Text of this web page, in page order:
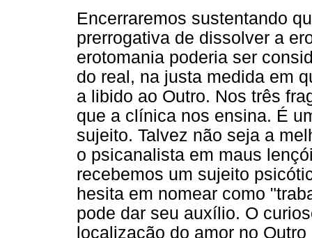
Encerraremos sustentando
prerrogativa de dissolver a
erotomania poderia ser
do real, na justa medida em
a libido ao Outro. Nos três
que a clínica nos ensina. É
sujeito. Talvez não seja a
o psicanalista em maus
recebemos um sujeito
hesita em nomear como
pode dar seu auxílio. O
localização do amor no